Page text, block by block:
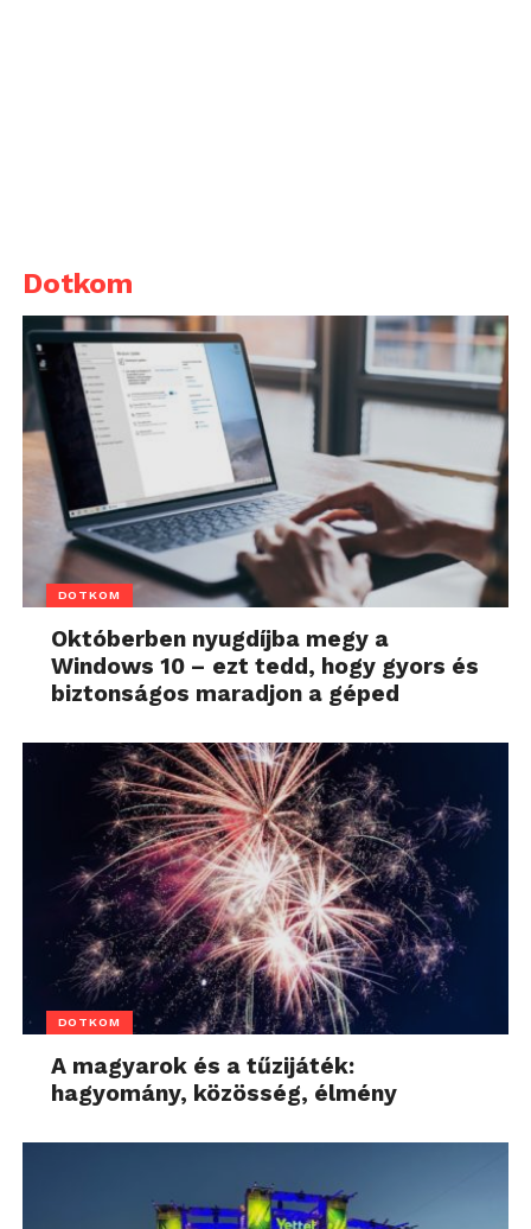
Dotkom
DOTKOM
Októberben nyugdíjba megy a
Windows 10 – ezt tedd, hogy gyors és
biztonságos maradjon a géped
DOTKOM
A magyarok és a tűzijáték:
hagyomány, közösség, élmény